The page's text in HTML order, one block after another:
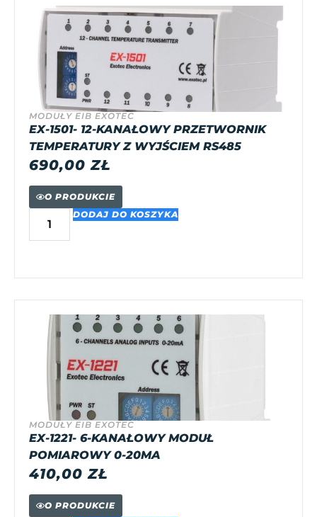
MODUŁY EIB EXOTEC
EX-1501- 12-KANAŁOWY PRZETWORNIK
TEMPERATURY Z WYJŚCIEM RS485
690,00ZŁ
O PRODUKCIE
DODAJ DO KOSZYKA
MODUŁY EIB EXOTEC
EX-1221- 6-KANAŁOWY MODUŁ
POMIAROWY 0-20MA
410,00ZŁ
O PRODUKCIE